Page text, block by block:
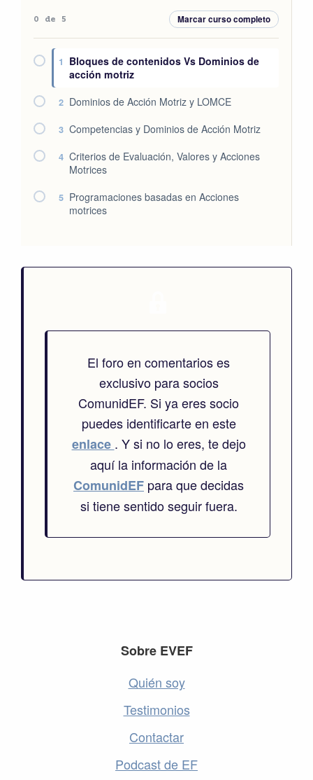
0 de 5 Marcar curso completo
1
Bloques de contenidos Vs Dominios de
acción motriz
2 Dominios de Acción Motriz y LOMCE
3 Competencias y Dominios de Acción Motriz
4 Criterios de Evaluación, Valores y Acciones
Motrices
5 Programaciones basadas en Acciones
motrices
El foro en comentarios es
exclusivo para socios
ComunidEF. Si ya eres socio
puedes identificarte en este
enlace . Y si no lo eres, te dejo
aquí la información de la
ComunidEF para que decidas
si tiene sentido seguir fuera.
Sobre EVEF
Quién soy
Testimonios
Contactar
Podcast de EF